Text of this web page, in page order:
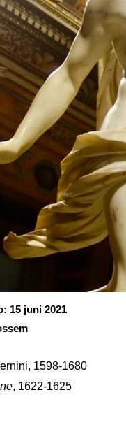
15 juni 2021
1598-1680
, 1622-1625